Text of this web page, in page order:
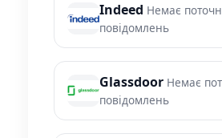
Indeed Немає
повідомлень
Glassdoor Немає
повідомлень